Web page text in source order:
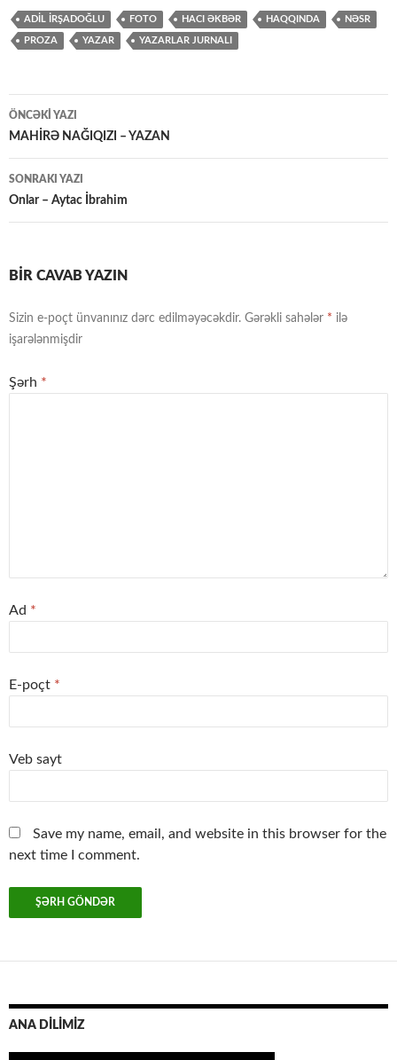
ADIL İRŞADOĞLU FOTO HACI ƏKBƏR HAQQINDA NƏSR
PROZA YAZAR YAZARLAR JURNALI
Yazılar
üzrə
naviqasiya
ÖNCƏKI YAZI
MAHİRƏ NAĞIQIZI – YAZAN
SONRAKI YAZI
Onlar – Aytac İbrahim
BIR CAVAB YAZIN
Sizin e-poçt ünvanınız dərc edilməyəcəkdir. Gərəkli sahələr * ilə
işarələnmişdir
Şərh *
Ad *
E-poçt *
Veb sayt
Save my name, email, and website in this browser for the
next time I comment.
ANA DİLİMİZ